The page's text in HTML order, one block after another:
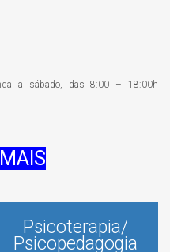
a sábado, das 8:00 – 18:00h
Psicoterapia/
Psicopedagogia